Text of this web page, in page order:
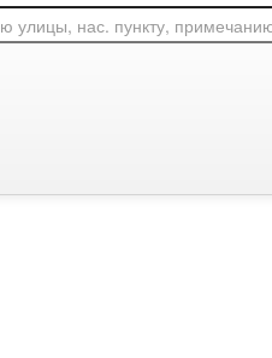
страница